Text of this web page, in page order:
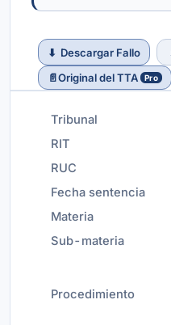
⬇ Descargar Fallo
📄Original del TTA Pro
Tribunal
RIT
RUC
Fecha sentencia
Materia
Sub-materia
Procedimiento